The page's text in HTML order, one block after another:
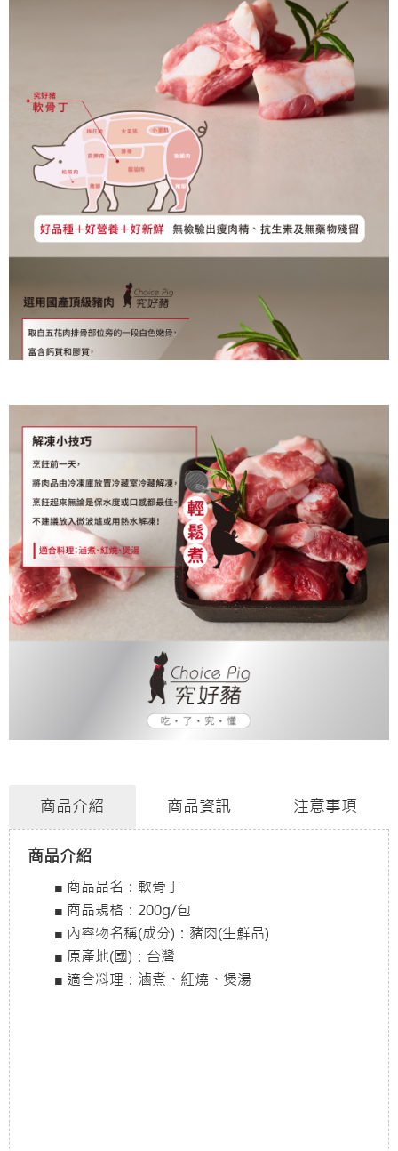
商品介紹 商品資訊 注意事項
商品介紹
■ 商品品名：軟骨丁
■ 商品規格：200g/包
■ 內容物名稱(成分)：豬肉(生鮮品)
■ 原產地(國)：台灣
■ 適合料理：滷煮、紅燒、煲湯